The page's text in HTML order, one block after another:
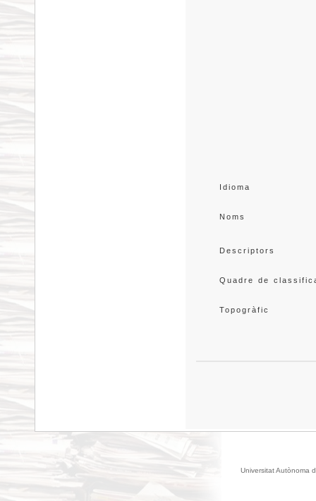
Idioma
Noms
Descriptors
Quadre de
Topogràfic
Universitat Autònoma